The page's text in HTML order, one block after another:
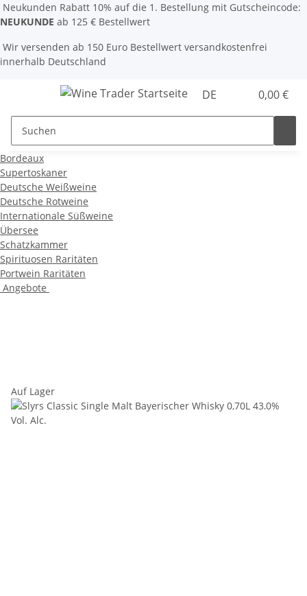
Neukunden Rabatt 10% auf die 1. Bestellung mit Gutscheincode:
NEUKUNDE ab 125 € Bestellwert
Wir versenden ab 150 Euro Bestellwert versandkostenfrei
innerhalb Deutschland
DE 0,00 €
Bordeaux
Supertoskaner
Deutsche Weißweine
Deutsche Rotweine
Internationale Süßweine
Übersee
Schatzkammer
Spirituosen Raritäten
Portwein Raritäten
Angebote
Auf Lager